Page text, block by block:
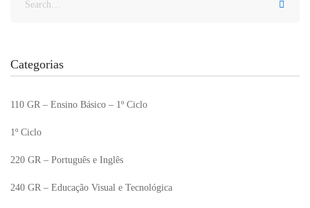
Categorias
110 GR – Ensino Básico – 1º Ciclo
1º Ciclo
220 GR – Português e Inglês
240 GR – Educação Visual e Tecnológica